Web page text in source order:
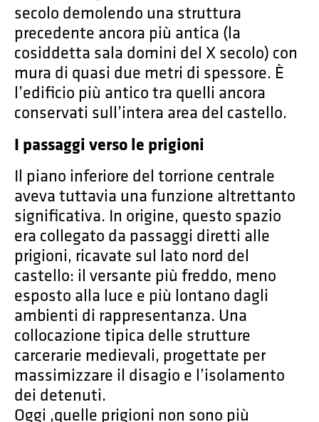
secolo demolendo una struttura
precedente ancora più antica (la
cosiddetta sala domini del X secolo) con
mura di quasi due metri di spessore. È
l’edificio più antico tra quelli ancora
conservati sull’intera area del castello.
I passaggi verso le prigioni
Il piano inferiore del torrione centrale
aveva tuttavia una funzione altrettanto
significativa. In origine, questo spazio
era collegato da passaggi diretti alle
prigioni, ricavate sul lato nord del
castello: il versante più freddo, meno
esposto alla luce e più lontano dagli
ambienti di rappresentanza. Una
collocazione tipica delle strutture
carcerarie medievali, progettate per
massimizzare il disagio e l’isolamento
dei detenuti.
Oggi ,quelle prigioni non sono più